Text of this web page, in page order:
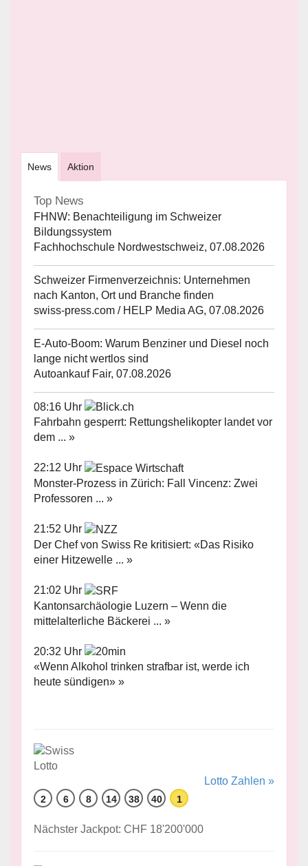
News Aktion
Top News
FHNW: Benachteiligung im Schweizer
Bildungssystem
Fachhochschule Nordwestschweiz, 07.08.2026
Schweizer Firmenverzeichnis: Unternehmen
nach Kanton, Ort und Branche finden
swiss-press.com / HELP Media AG, 07.08.2026
E-Auto-Boom: Warum Benziner und Diesel noch
lange nicht wertlos sind
Autoankauf Fair, 07.08.2026
08:16 Uhr
Fahrbahn gesperrt: Rettungshelikopter landet vor
dem ... »
22:12 Uhr
Monster-Prozess in Zürich: Fall Vincenz: Zwei
Professoren ... »
21:52 Uhr
Der Chef von Swiss Re kritisiert: «Das Risiko
einer Hitzewelle ... »
21:02 Uhr
Kantonsarchäologie Luzern – Wenn die
mittelalterliche Bäckerei ... »
20:32 Uhr
«Wenn Alkohol trinken strafbar ist, werde ich
heute sündigen» »
Lotto Zahlen »
2 6 8 14 38 40 1
Nächster Jackpot: CHF 18'200'000